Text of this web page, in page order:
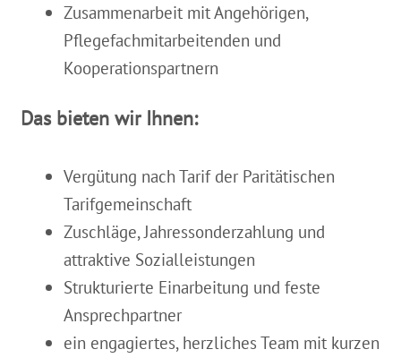
Zusammenarbeit mit Angehörigen,
Pflegefachmitarbeitenden und
Kooperationspartnern
Das bieten wir Ihnen:
Vergütung nach Tarif der Paritätischen
Tarifgemeinschaft
Zuschläge, Jahressonderzahlung und
attraktive Sozialleistungen
Strukturierte Einarbeitung und feste
Ansprechpartner
ein engagiertes, herzliches Team mit kurzen